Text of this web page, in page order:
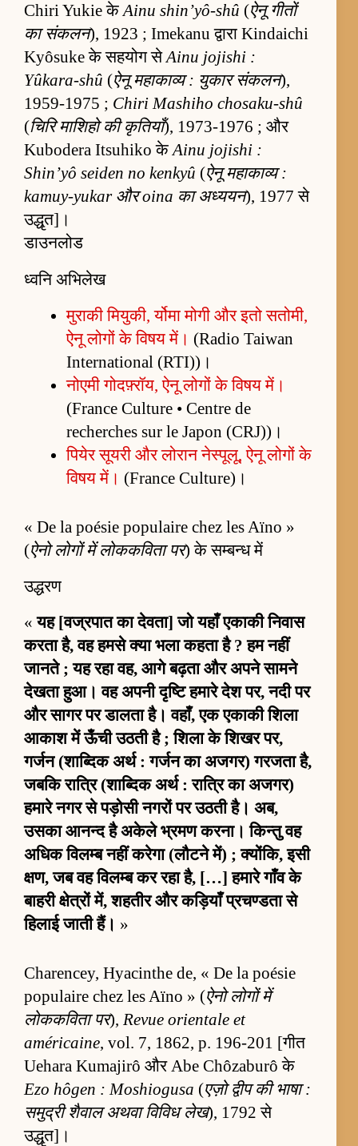
Chiri Yukie केAinu shin’yô-shû (ऐनू गीतों
का संकलन), 1923 ; Imekanu द्वारा Kindaichi
Kyôsuke के सहयोग सेAinu jojishi :
Yûkara-shû (ऐनू महाकाव्य : युकार संकलन),
1959-1975 ; Chiri Mashiho chosaku-shû
(चिरि माशिहो की कृतियाँ), 1973-1976 ; और
Kubodera Itsuhiko केAinu jojishi :
Shin’yô seiden no kenkyû (ऐनू महाकाव्य :
kamuy-yukar और oina का अध्ययन), 1977 से
उद्धृत]।
डाउनलोड
ध्वनि अभिलेख
मुराकी मियुकी, र्योमा मोगी और इतो सतोमी,
ऐनू लोगों के विषय में। (Radio Taiwan
International (RTI))।
नोएमी गोदफ़्रॉय, ऐनू लोगों के विषय में।
(France Culture • Centre de
recherches sur le Japon (CRJ))।
पियेर सूयरी और लोरान नेस्पूलू, ऐनू लोगों के
विषय में। (France Culture)।
« De la poésie populaire chez les Aïno »
(ऐनो लोगों में लोककविता पर) के सम्बन्ध में
उद्धरण
«यह [वज्रपात का देवता] जो यहाँ एकाकी निवास
करता है, वह हमसे क्या भला कहता है ? हम नहीं
जानते ; यह रहा वह, आगे बढ़ता और अपने सामने
देखता हुआ। वह अपनी दृष्टि हमारे देश पर, नदी पर
और सागर पर डालता है। वहाँ, एक एकाकी शिला
आकाश में ऊँची उठती है ; शिला के शिखर पर,
गर्जन (शाब्दिक अर्थ : गर्जन का अजगर) गरजता है,
जबकि रात्रि (शाब्दिक अर्थ : रात्रि का अजगर)
हमारे नगर से पड़ोसी नगरों पर उठती है। अब,
उसका आनन्द है अकेले भ्रमण करना। किन्तु वह
अधिक विलम्ब नहीं करेगा (लौटने में) ; क्योंकि, इसी
क्षण, जब वह विलम्ब कर रहा है, […] हमारे गाँव के
बाहरी क्षेत्रों में, शहतीर और कड़ियाँ प्रचण्डता से
हिलाई जाती हैं। »
Charencey, Hyacinthe de, « De la poésie
populaire chez les Aïno » (ऐनो लोगों में
लोककविता पर), Revue orientale et
américaine, vol. 7, 1862, p. 196-201 [गीत
Uehara Kumajirô और Abe Chôzaburô के
Ezo hôgen : Moshiogusa (एज़ो द्वीप की भाषा :
समुद्री शैवाल अथवा विविध लेख), 1792 से
उद्धृत]।